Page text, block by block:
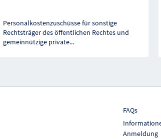
Personalkostenzuschüsse für sonstige
Rechtsträger des öffentlichen Rechtes und
gemeinnützige private...
FAQs
Anmeldung